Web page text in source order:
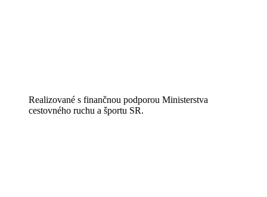
Realizované s finančnou podporou Ministerstva
cestovného ruchu a športu SR.